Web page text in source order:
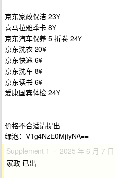
京东家政保洁 23¥
喜马拉雅季卡 8¥
京东汽车保养 5 折卷 24¥
京东洗衣 20¥
京东快递 6¥
京东洗车 8¥
京东读书 6¥
爱康国宾体检 24¥
价格不合适请提出
绿泡：V1g4NzE0MjIyNA==
Supplement 1 · 2025 年 6 月 7 日
家政 已出